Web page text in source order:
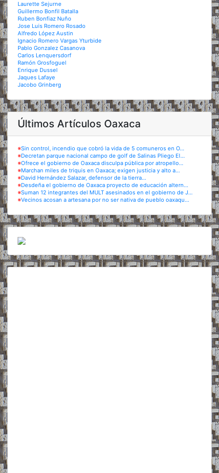
Laurette Sejurne
Guillermo Bonfil Batalla
Ruben Bonfiaz Nuño
Jose Luis Romero Rosado
Alfredo López Austin
Ignacio Romero Vargas Yturbide
Pablo Gonzalez Casanova
Carlos Lenquersdorf
Ramón Grosfoguel
Enrique Dussel
Jaques Lafaye
Jacobo Grinberg
Últimos Artículos Oaxaca
※Sin control, incendio que cobró la vida de 5 comuneros en O...
※Decretan parque nacional campo de golf de Salinas Pliego El...
※Ofrece el gobierno de Oaxaca disculpa pública por atropello...
※Marchan miles de triquis en Oaxaca; exigen justicia y alto a...
※David Hernández Salazar, defensor de la tierra...
※Desdeña el gobierno de Oaxaca proyecto de educación altern...
※Suman 12 integrantes del MULT asesinados en el gobierno de J...
※Vecinos acosan a artesana por no ser nativa de pueblo oaxaqu...